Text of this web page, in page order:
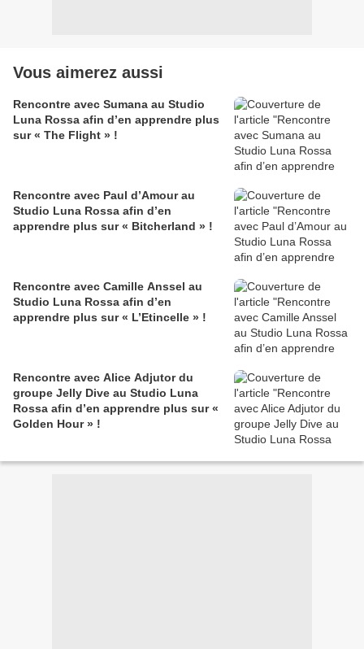
Vous aimerez aussi
Rencontre avec Sumana au Studio
Luna Rossa afin d’en apprendre plus
sur « The Flight » !
Rencontre avec Paul d’Amour au
Studio Luna Rossa afin d’en
apprendre plus sur « Bitcherland » !
Rencontre avec Camille Anssel au
Studio Luna Rossa afin d’en
apprendre plus sur « L’Etincelle » !
Rencontre avec Alice Adjutor du
groupe Jelly Dive au Studio Luna
Rossa afin d’en apprendre plus sur «
Golden Hour » !